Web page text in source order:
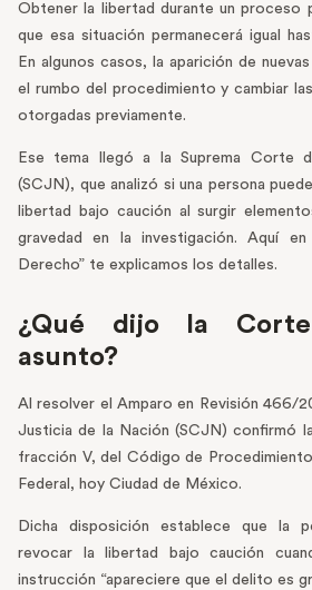
Obtener la libertad durante un proceso
que esa situación permanecerá igual
En algunos casos, la aparición de
el rumbo del procedimiento y cambiar
otorgadas previamente.
Ese tema llegó a la Suprema Corte
(SCJN), que analizó si una persona
libertad bajo caución al surgir
gravedad en la investigación. Aquí
Derecho” te explicamos los detalles.
¿Qué dijo la
asunto?
Al resolver el Amparo en Revisión 466/
Justicia de la Nación (SCJN) confirmó
fracción V, del Código de
Federal, hoy Ciudad de México.
Dicha disposición establece que la
revocar la libertad bajo caución
instrucción “apareciere que el delito es